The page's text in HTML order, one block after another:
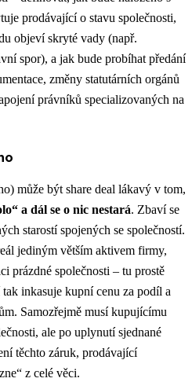
prodávající o stavu společnosti,
objeví skryté vady (např.
spor), a jak bude probíhat předání
změny statutárních orgánů
právníků specializovaných na
může být share deal lákavý v tom,
a dál se o nic nestará. Zbaví se
starostí spojených se společností.
jediným větším aktivem firmy,
prázdné společnosti – tu prostě
inkasuje kupní cenu za podíl a
Samozřejmě musí kupujícímu
ale po uplynutí sjednané
těchto záruk, prodávající
z celé věci.